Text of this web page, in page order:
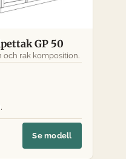
GP 50
och rak komposition.
Se modell